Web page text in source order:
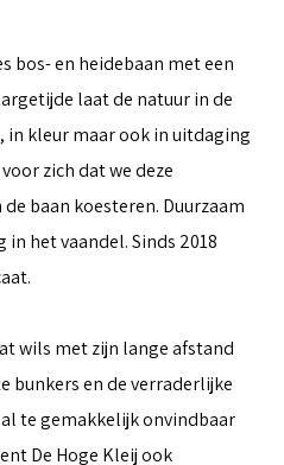
bos- en heidebaan met een
laat de natuur in de
in kleur maar ook in uitdaging
zich dat we deze
baan koesteren. Duurzaam
het vaandel. Sinds 2018
wils met zijn lange afstand
bunkers en de verraderlijke
te gemakkelijk onvindbaar
De Hoge Kleij ook